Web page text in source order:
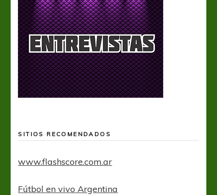
SITIOS RECOMENDADOS
www.flashscore.com.ar
Fútbol en vivo Argentina